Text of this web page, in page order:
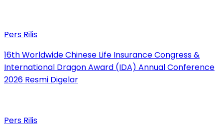
Pers Rilis
16th Worldwide Chinese Life Insurance Congress &
International Dragon Award (IDA) Annual Conference
2026 Resmi Digelar
Pers Rilis